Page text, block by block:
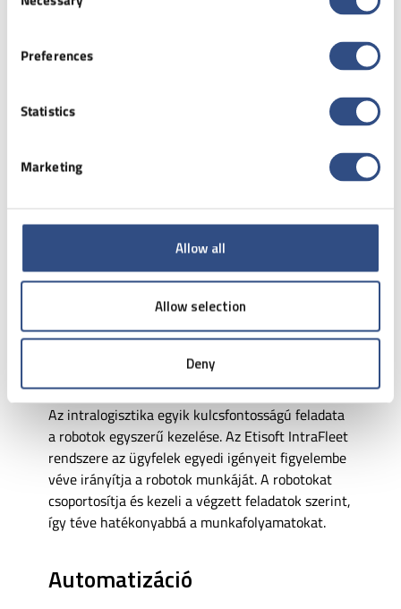
Preferences
Statistics
Marketing
Allow all
Allow selection
Deny
IntraFleet rendszer
: az IntraFleet rendszer
segítik a logisztikai folyamatok tervezését
technológiák dinamikus fejlődése lehetővé teszi a
vállalatok számára, hogy sokkal könnyebben
optimalizálják logisztikai folyamataikat. Az „ipar
alakult ki az intralogisztika területén.
Az intralogisztika egyik kulcsfontosságú feladata
a robotok egyszerű kezelése. Az Etisoft IntraFleet
rendszere az ügyfelek egyedi igényeit figyelembe
véve irányítja a robotok munkáját. A robotokat
csoportosítja és kezeli a végzett feladatok szerint,
így téve hatékonyabbá a munkafolyamatokat.
Automatizáció